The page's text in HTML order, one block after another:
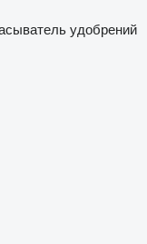
удобрений